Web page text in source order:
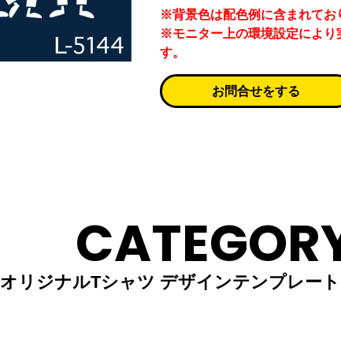
※背景色は配色例に含まれてお
※モニター上の環境設定により
す。
お問合せをする
オリジナルTシャツ デザインテンプレー